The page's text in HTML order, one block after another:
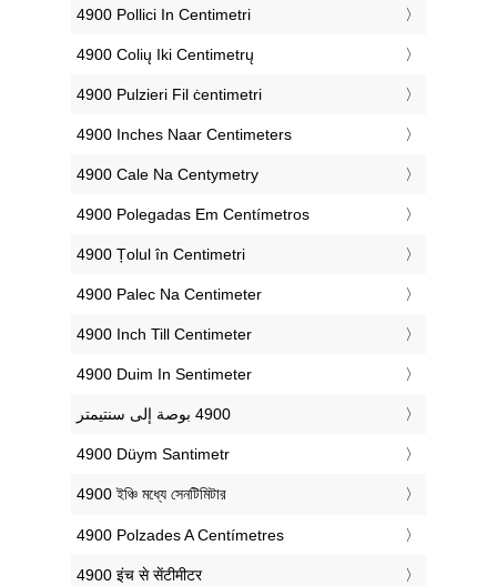
‎4900 Pollici In Centimetri
‎4900 Colių Iki Centimetrų
‎4900 Pulzieri Fil ċentimetri
‎4900 Inches Naar Centimeters
‎4900 Cale Na Centymetry
‎4900 Polegadas Em Centímetros
‎4900 Țolul în Centimetri
‎4900 Palec Na Centimeter
‎4900 Inch Till Centimeter
‎4900 Duim In Sentimeter
‎4900 Düym Santimetr
‎4900 ইঞ্চি মধ্যে সেনটিমিটার
‎4900 Polzades A Centímetres
‎4900 इंच से सेंटीमीटर